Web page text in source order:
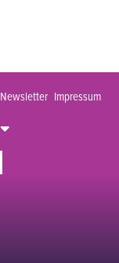
Newsletter Impressum